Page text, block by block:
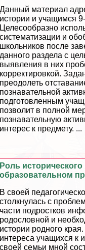
Данный материал
истории и учащимся 9-
Целесообразно
систематизации и
школьников после
данного раздела с
выявления в них
корректировкой.
преодолеть
познавательной
подготовленным
позволит в полной
познавательную
интерес к предмету. ...
Роль
образовательном
В своей
столкнулась с
части подростков
родословной и
истории родного
интереса учащихся к
своей семьи мной